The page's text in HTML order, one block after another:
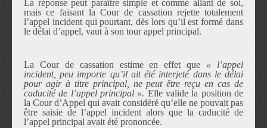
La réponse peut paraître simple et comme allant de soi,
mais ce faisant la Cour de cassation rejette totalement
l’appel incident qui pourtant, dès lors qu’il est formé dans
le délai d’appel, vaut à son tour appel principal.
La Cour de cassation estime en effet que « l’appel
incident, peu importe qu’il aitété interjeté dans le délai
pour agir à titre principal, ne peutêtre reçu en cas de
caducité de l’appel principal ». Elle valide la position de
la Cour d’Appel qui avait considéré qu’elle ne pouvait pas
être saisie de l’appel incident alors que la caducité de
l’appel principal avait été prononcée.